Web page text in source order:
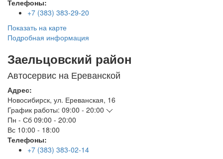
Телефоны:
+7 (383) 383-29-20
Показать на карте
Подробная информация
Заельцовский район
Автосервис на Ереванской
Адрес:
Новосибирск, ул. Ереванская, 16
График работы: 09:00 - 20:00
Пн - Сб 09:00 - 20:00
Вс 10:00 - 18:00
Телефоны:
+7 (383) 383-02-14